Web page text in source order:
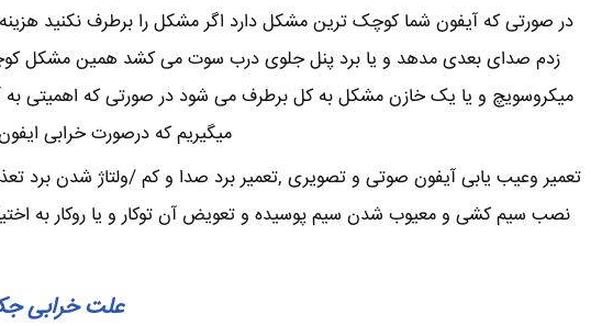
در صورتی که آیفون شما کوچک ترین مشکل دارد اگر مشکل را برطرف نکنید
زدم صدای بعدی مدهد و یا برد پنل جلوی درب سوت می کشد همین مشکل کوچک
میکروسویچ و یا یک خازن مشکل به کل برطرف می شود در صورتی که اهمیتی به
میگیریم که درصورت خرابی
تعمیر وعیب یابی آیفون صوتی و تصویری ,تعمیر برد صدا و کم /ولتاژ شدن برد
نصب سیم کشی و معیوب شدن سیم پوسیده و تعویض آن توکار و یا روکار به
علت خرابی